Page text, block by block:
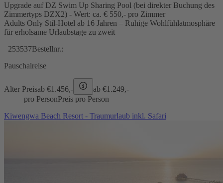
Upgrade auf DZ Swim Up Sharing Pool (bei direkter Buchung des
Zimmertyps DZX2) - Wert: ca. € 550,- pro Zimmer
Adults Only Stil-Hotel ab 16 Jahren – Ruhige Wohlfühlatmosphäre
für erholsame Urlaubstage zu zweit
253537Bestellnr.:
Pauschalreise
Alter Preisab €1.456,- ab €1.249,-
pro PersonPreis pro Person
Kiwengwa Beach Resort - Traumurlaub inkl. Safari